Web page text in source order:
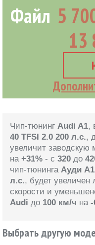
Файл 5
13
Чип-тюнинг Audi A1,
40 TFSI 2.0 200 л.с.,
увеличит
на +31% - с 320 до
чип-тюнинга Ауди А1
л.с., будет
скорости и
Audi до 100 км/ч на -
Выбрать другую